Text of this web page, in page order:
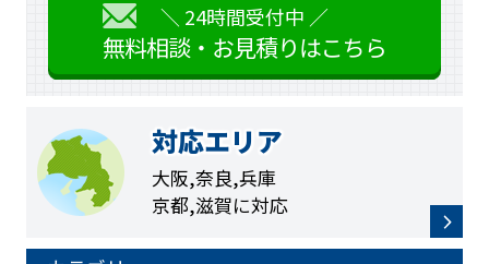
＼ 24時間受付中 ／
無料相談・お見積りはこちら
対応エリア
大阪,奈良,兵庫
京都,滋賀に対応